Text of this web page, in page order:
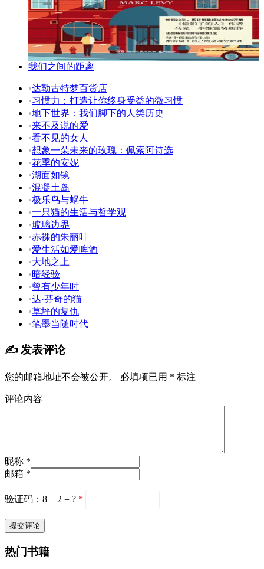
我们之间的距离
•达勒古特梦百货店
•习惯力：打造让你终身受益的微习惯
•地下世界：我们脚下的人类历史
•来不及说的爱
•看不见的女人
•想象一朵未来的玫瑰：佩索阿诗选
•花季的安妮
•湖面如镜
•混凝土岛
•极乐鸟与蜗牛
•一只猫的生活与哲学观
•玻璃边界
•赤裸的朱丽叶
•爱生活如爱啤酒
•大地之上
•暗经验
•曾有少年时
•达·芬奇的猫
•草坪的复仇
•笔墨当随时代
✍️ 发表评论
您的邮箱地址不会被公开。 必填项已用 * 标注
评论内容
昵称 *
邮箱 *
验证码：8 + 2 = ? *
热门书籍